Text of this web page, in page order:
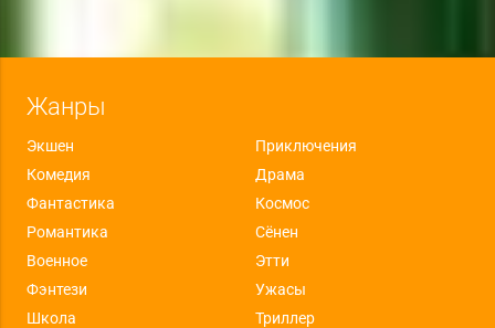
Жанры
Экшен
Приключения
Комедия
Драма
Фантастика
Космос
Романтика
Сёнен
Военное
Этти
Фэнтези
Ужасы
Школа
Триллер